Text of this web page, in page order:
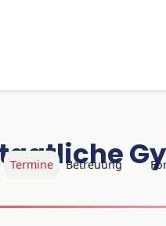
Termine Betreuung